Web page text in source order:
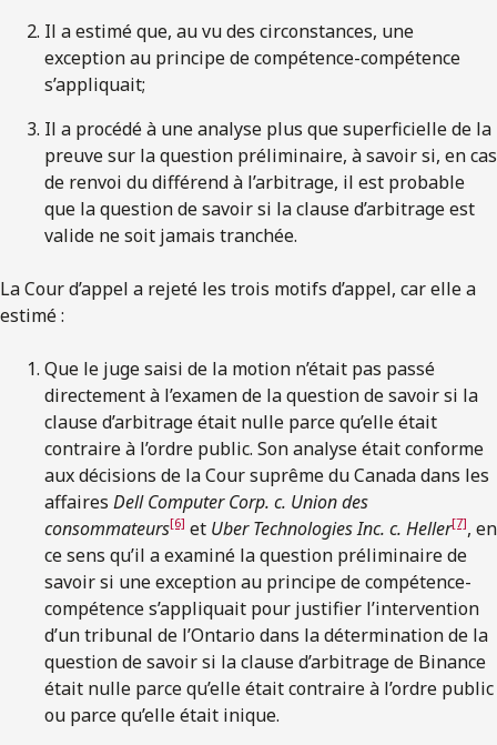
Il a estimé que, au vu des circonstances, une
exception au principe de compétence-compétence
s’appliquait;
Il a procédé à une analyse plus que superficielle de la
preuve sur la question préliminaire, à savoir si, en cas
de renvoi du différend à l’arbitrage, il est probable
que la question de savoir si la clause d’arbitrage est
valide ne soit jamais tranchée.
La Cour d’appel a rejeté les trois motifs d’appel, car elle a
estimé :
Que le juge saisi de la motion n’était pas passé
directement à l’examen de la question de savoir si la
clause d’arbitrage était nulle parce qu’elle était
contraire à l’ordre public. Son analyse était conforme
aux décisions de la Cour suprême du Canada dans les
affaires Dell Computer Corp. c. Union des
consommateurs[6] et Uber Technologies Inc. c. Heller[7], en
ce sens qu’il a examiné la question préliminaire de
savoir si une exception au principe de compétence-
compétence s’appliquait pour justifier l’intervention
d’un tribunal de l’Ontario dans la détermination de la
question de savoir si la clause d’arbitrage de Binance
était nulle parce qu’elle était contraire à l’ordre public
ou parce qu’elle était inique.